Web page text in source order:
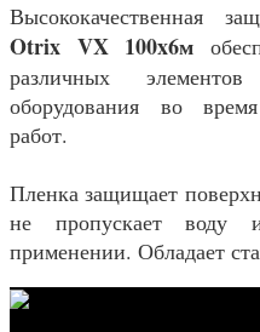
Высококачественная
Otrix VX 100x6м
различных
оборудования во
работ.
Пленка защищает
не пропускает воду
применении. Обладает